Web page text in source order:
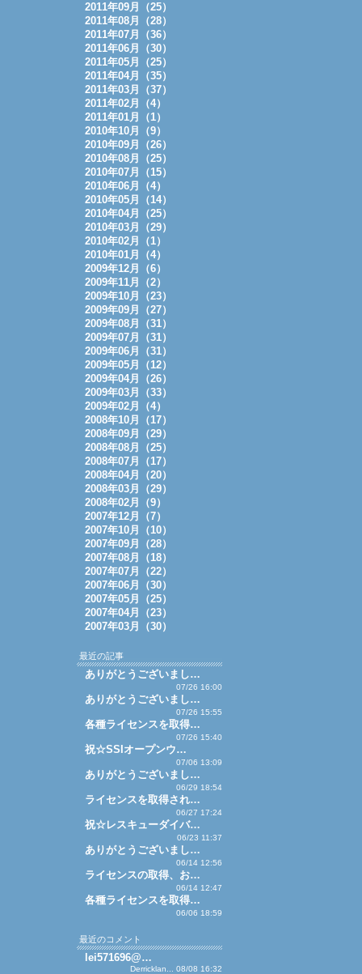
2011年09月（25）
2011年08月（28）
2011年07月（36）
2011年06月（30）
2011年05月（25）
2011年04月（35）
2011年03月（37）
2011年02月（4）
2011年01月（1）
2010年10月（9）
2010年09月（26）
2010年08月（25）
2010年07月（15）
2010年06月（4）
2010年05月（14）
2010年04月（25）
2010年03月（29）
2010年02月（1）
2010年01月（4）
2009年12月（6）
2009年11月（2）
2009年10月（23）
2009年09月（27）
2009年08月（31）
2009年07月（31）
2009年06月（31）
2009年05月（12）
2009年04月（26）
2009年03月（33）
2009年02月（4）
2008年10月（17）
2008年09月（29）
2008年08月（25）
2008年07月（17）
2008年04月（20）
2008年03月（29）
2008年02月（9）
2007年12月（7）
2007年10月（10）
2007年09月（28）
2007年08月（18）
2007年07月（22）
2007年06月（30）
2007年05月（25）
2007年04月（23）
2007年03月（30）
最近の記事
ありがとうございまし…
07/26 16:00
ありがとうございまし…
07/26 15:55
各種ライセンスを取得…
07/26 15:40
祝☆SSIオープンウ…
07/06 13:09
ありがとうございまし…
06/29 18:54
ライセンスを取得され…
06/27 17:24
祝☆レスキューダイバ…
06/23 11:37
ありがとうございまし…
06/14 12:56
ライセンスの取得、お…
06/14 12:47
各種ライセンスを取得…
06/06 18:59
最近のコメント
lei571696@…
Derricklan... 08/08 16:32